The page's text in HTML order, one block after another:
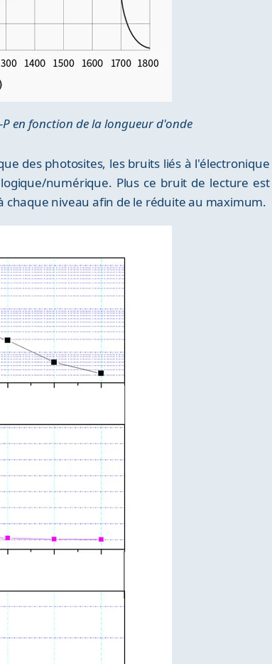
en fonction de la longueur d'onde
des photosites, les bruits liés à l'électronique
numérique. Plus ce bruit de lecture est
chaque niveau afin de le réduite au maximum.